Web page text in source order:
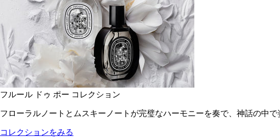
フルール ドゥ ポー コレクション
フローラルノートとムスキーノートが完璧なハーモニーを奏で、神話の中で
コレクションをみる